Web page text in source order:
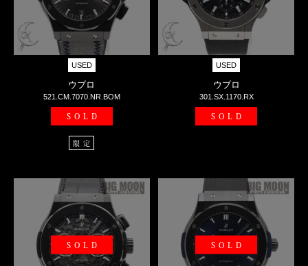
USED
ウブロ
521.CM.7070.NR.BOM
SOLD
限定
USED
ウブロ
301.SX.1170.RX
SOLD
SOLD SOLD